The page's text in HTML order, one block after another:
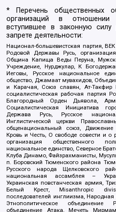
* Перечень общественных
организаций в
вступившее в законную
запрете деятельности:
Национал-большевистская партия,
Родовой Державы Русь,
Община Капища Веды Перуна,
Учреждение, Нурджулар, К
Иеговы, Русское национальное
общество, Джамаат мувахидов,
и Карачая, Союз славян, Ат-Такфир
социалистическая рабочая партия
Благородный Орден Дьявола,
Социалистическая Инициатива
Держава Русь, Русское
Инглистической церкви
общенациональный союз, Движение
Кровь и Честь, О свободе совести и
организация общественного
национальное единство, Северное
Клуба Динамо, Файзрахманисты,
п. Боровский Тюменского района
Русского народа Щелковского
национальная ассамблея –
Украинская повстанческая армия,
Белый Крест, Misanthropic
последователей инглиизма,
Этнополитическое объединение
объединение Атака, Мечеть